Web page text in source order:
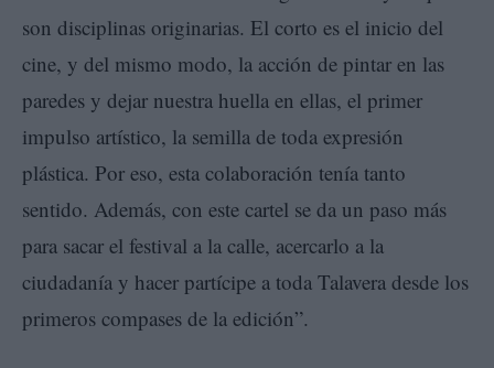
son disciplinas originarias. El corto es el inicio del
cine, y del mismo modo, la acción de pintar en las
paredes y dejar nuestra huella en ellas, el primer
impulso artístico, la semilla de toda expresión
plástica. Por eso, esta colaboración tenía tanto
sentido. Además, con este cartel se da un paso más
para sacar el festival a la calle, acercarlo a la
ciudadanía y hacer partícipe a toda Talavera desde los
primeros compases de la edición”.